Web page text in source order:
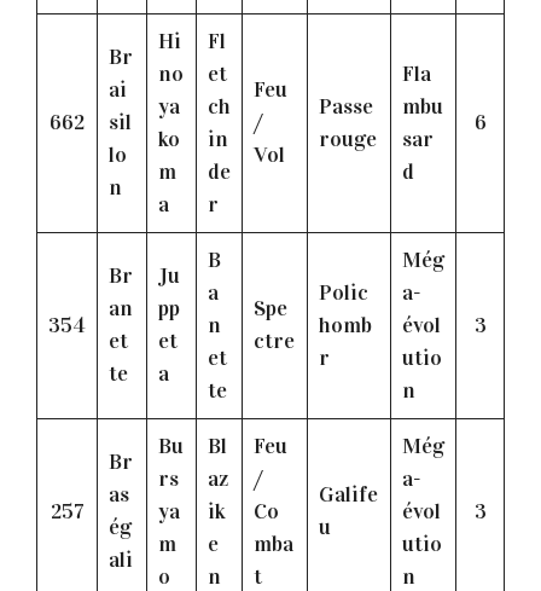
662
Br
ai
sil
lo
n
Hi
no
ya
ko
m
a
Fl
et
ch
in
de
r
Feu
/
Vol
Passe
rouge
Fla
mbu
sar
d
6
354
Br
an
et
te
Ju
pp
et
a
B
a
n
et
te
Spe
ctre
Polic
homb
r
Még
a-
évol
utio
n
3
257
Br
as
ég
ali
Bu
rs
ya
m
o
Bl
az
ik
e
n
Feu
/
Co
mba
t
Galife
u
Még
a-
évol
utio
n
3